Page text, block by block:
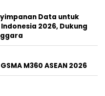
Data untuk
2026, Dukung
M360 ASEAN 2026